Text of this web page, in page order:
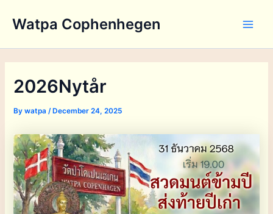
Watpa Cophenhegen
2026Nytår
Bywatpa /December 24, 2025